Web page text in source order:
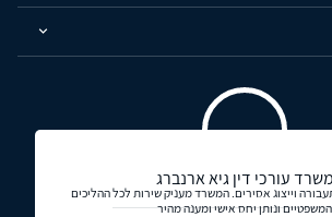
משרד עורכי דין גיא ארנברג
וייצוג אסירים. המשרד מעניק שירות לכל ההליכים
המשפטיים ונותן יחס אישי ומענה מהיר